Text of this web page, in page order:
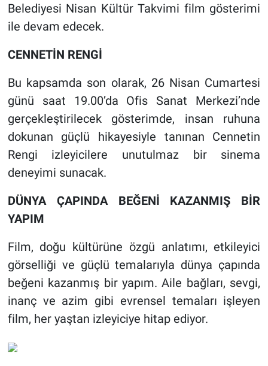
Belediyesi Nisan Kültür Takvimi film gösterimi
ile devam edecek.
CENNETİN RENGİ
Bu kapsamda son olarak, 26 Nisan Cumartesi
günü saat 19.00’da Ofis Sanat Merkezi’nde
gerçekleştirilecek gösterimde, insan ruhuna
dokunan güçlü hikayesiyle tanınan Cennetin
Rengi izleyicilere unutulmaz bir sinema
deneyimi sunacak.
DÜNYA ÇAPINDA BEĞENİ KAZANMIŞ BİR
YAPIM
Film, doğu kültürüne özgü anlatımı, etkileyici
görselliği ve güçlü temalarıyla dünya çapında
beğeni kazanmış bir yapım. Aile bağları, sevgi,
inanç ve azim gibi evrensel temaları işleyen
film, her yaştan izleyiciye hitap ediyor.